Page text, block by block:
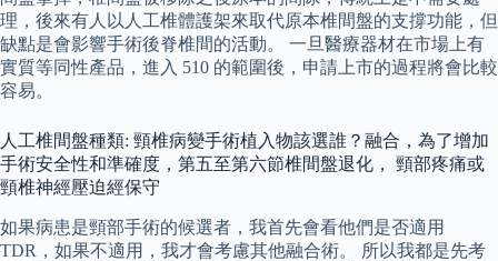
理，後來有人以人工椎體護架來取代原本椎間盤的支撐功能，但
缺點是會影響手術後脊椎間的活動。 一旦醫療器材在市場上有
實質等同性產品，進入 510 的範圍後，申請上市的過程將會比較
容易。
人工椎間盤種類: 頸椎病變手術植入物該選誰？融合，為了增加
手術安全性和準確度，第五至第六節椎間盤退化， 頸部疼痛或
頸椎神經壓迫經保守
如果病患是頸部手術的候選者，我首先會看他們是否適用
TDR，如果不適用，我才會考慮其他融合術。 所以我都是先考